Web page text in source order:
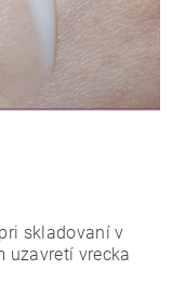
skladovaní v
uzavretí vrecka